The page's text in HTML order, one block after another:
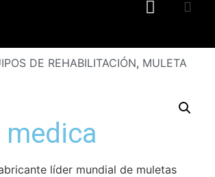
DE REHABILITACIÓN, MULETA
líder mundial de muletas